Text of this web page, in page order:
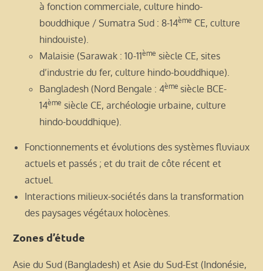
à fonction commerciale, culture hindo-
bouddhique / Sumatra Sud : 8-14ème CE, culture
hindouiste).
Malaisie (Sarawak : 10-11ème siècle CE, sites
d’industrie du fer, culture hindo-bouddhique).
Bangladesh (Nord Bengale : 4èmesiècle BCE-
14ème siècle CE, archéologie urbaine, culture
hindo-bouddhique).
Fonctionnements et évolutions des systèmes fluviaux
actuels et passés ; et du trait de côte récent et
actuel.
Interactions milieux-sociétés dans la transformation
des paysages végétaux holocènes.
Zones d’étude
Asie du Sud (Bangladesh) et Asie du Sud-Est (Indonésie,